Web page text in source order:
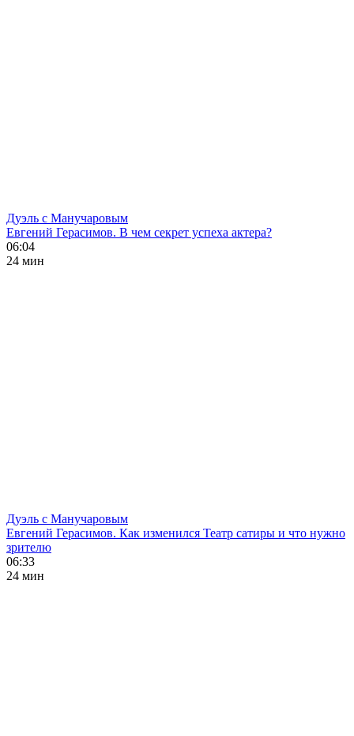
Дуэль с Манучаровым
Евгений Герасимов. В чем секрет успеха актера?
06:04
24 мин
Дуэль с Манучаровым
Евгений Герасимов. Как изменился Театр сатиры и что нужно
зрителю
06:33
24 мин